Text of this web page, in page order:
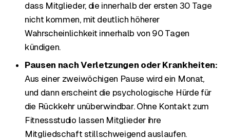
dass Mitglieder, die innerhalb der ersten 30 Tage
nicht kommen, mit deutlich höherer
Wahrscheinlichkeit innerhalb von 90 Tagen
kündigen.
Pausen nach Verletzungen oder Krankheiten:
Aus einer zweiwöchigen Pause wird ein Monat,
und dann erscheint die psychologische Hürde für
die Rückkehr unüberwindbar. Ohne Kontakt zum
Fitnessstudio lassen Mitglieder ihre
Mitgliedschaft stillschweigend auslaufen.